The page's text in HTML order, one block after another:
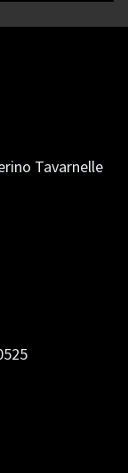
Tavarnelle